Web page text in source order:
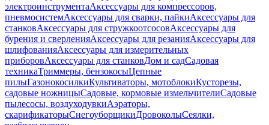
электроинструментаАксессуары для компрессоров,
пневмосистемАксессуары для сварки, пайкиАксессуары для
станковАксессуары для стружкоотсосовАксессуары для
бурения и сверленияАксессуары для резанияАксессуары для
шлифованияАксессуары для измерительных
приборовАксессуары для станковДом и садСадовая
техникаТриммеры, бензокосыЦепные
пилыГазонокосилкиКультиваторы, мотоблокиКусторезы,
садовые ножницыСадовые, кормовые измельчителиСадовые
пылесосы, воздуходувкиАэраторы,
скарификаторыСнегоуборщикиДровоколыСеялки,